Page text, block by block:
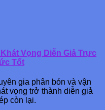
Vọng Diễn Giả Trực
Tốt
gia phân bón và vận
vọng trở thành diễn giả
còn lại.